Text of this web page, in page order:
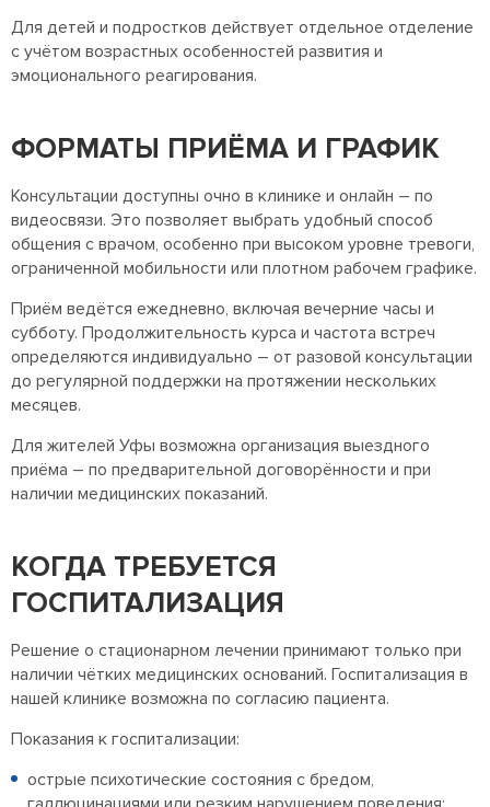
Для детей и подростков действует отдельное отделение
с учётом возрастных особенностей развития и
эмоционального реагирования.
ФОРМАТЫ ПРИЁМА И ГРАФИК
Консультации доступны очно в клинике и онлайн – по
видеосвязи. Это позволяет выбрать удобный способ
общения с врачом, особенно при высоком уровне тревоги,
ограниченной мобильности или плотном рабочем графике.
Приём ведётся ежедневно, включая вечерние часы и
субботу. Продолжительность курса и частота встреч
определяются индивидуально – от разовой консультации
до регулярной поддержки на протяжении нескольких
месяцев.
Для жителей Уфы возможна организация выездного
приёма – по предварительной договорённости и при
наличии медицинских показаний.
КОГДА ТРЕБУЕТСЯ
ГОСПИТАЛИЗАЦИЯ
Решение о стационарном лечении принимают только при
наличии чётких медицинских оснований. Госпитализация в
нашей клинике возможна по согласию пациента.
Показания к госпитализации:
острые психотические состояния с бредом,